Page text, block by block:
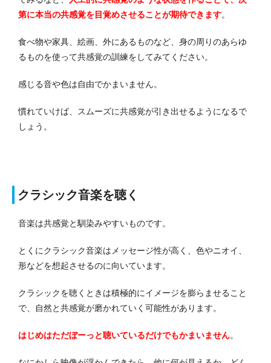
第に本当の共感覚を目覚めさせることが期待できます。
食べ物や家具、絵画、外にあるものなど、身の周りのあらゆ
るものを使って共感覚の訓練をしてみてください。
感じる音や色は自由でかまいません。
慣れていけば、スムーズに共感覚が引き出せるようになるで
しょう。
クラシック音楽を聴く
音楽は共感覚と馴染みやすいものです。
とくにクラシック音楽はメッセージ性が高く、色やニオイ、
形などを想起させるのに向いています。
クラシックを聴くときは積極的にイメージを膨らませること
で、自然と共感覚が磨かれていく可能性があります。
はじめはただぼーっと聴いているだけでもかまいません。